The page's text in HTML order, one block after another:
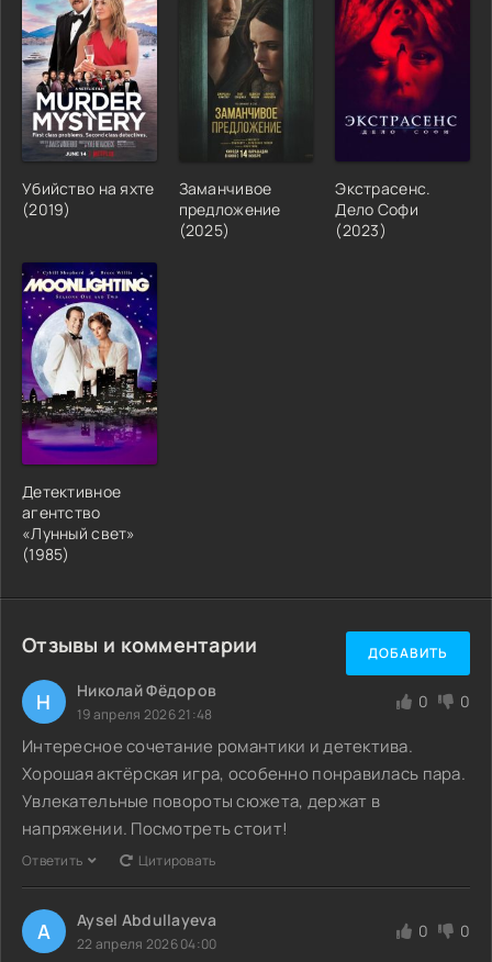
Убийство на яхте
(2019)
Заманчивое
предложение
(2025)
Экстрасенс.
Дело Софи
(2023)
Детективное
агентство
«Лунный свет»
(1985)
Отзывы и комментарии ДОБАВИТЬ
Н Николай Фёдоров
19 апреля 2026 21:48
0 0
Интересное сочетание романтики и детектива.
Хорошая актёрская игра, особенно понравилась пара.
Увлекательные повороты сюжета, держат в
напряжении. Посмотреть стоит!
Ответить Цитировать
A Aysel Abdullayeva
22 апреля 2026 04:00
0 0